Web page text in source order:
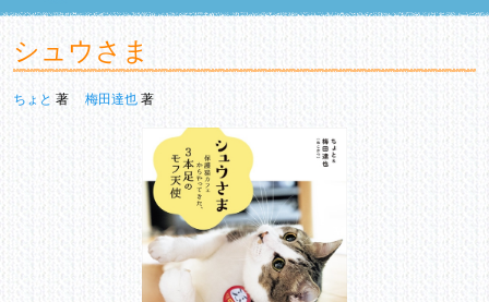
シュウさま
ちょと 著 梅田達也 著